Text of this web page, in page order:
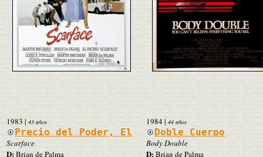
1983| 43 años
Precio del Poder, El
Scarface
D:Brian de Palma
1984|44 años
Doble Cuerpo
Body Double
D:Brian de Palma